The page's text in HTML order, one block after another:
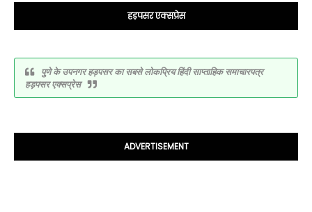
हड़पसर एक्सप्रेस
पुणे के उपनगर हड़पसर का सबसे लोकप्रिय हिंदी साप्ताहिक समाचारपत्र
हड़पसर एक्सप्रेस
ADVERTISEMENT